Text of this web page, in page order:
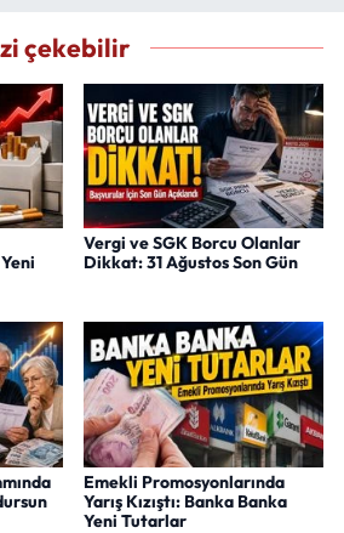
çekebilir
Vergi ve SGK Borcu Olanlar
Dikkat: 31 Ağustos Son Gün
Emekli Promosyonlarında
Yarış Kızıştı: Banka Banka
Yeni Tutarlar